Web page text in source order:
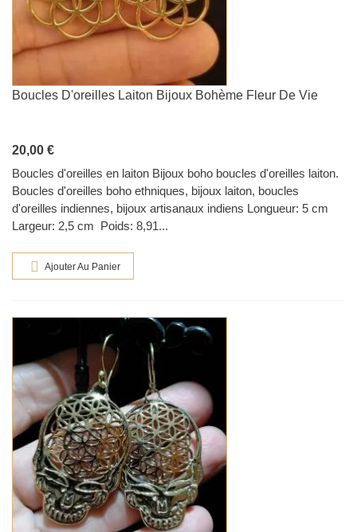
Boucles D'oreilles Laiton Bijoux Bohème Fleur De Vie
20,00 €
Boucles d'oreilles en laiton Bijoux boho boucles d'oreilles laiton.
Boucles d'oreilles boho ethniques, bijoux laiton, boucles
d'oreilles indiennes, bijoux artisanaux indiens Longueur: 5 cm
Largeur: 2,5 cm Poids: 8,91...
Ajouter Au Panier